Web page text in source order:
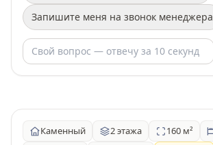
Запишите меня на звонок менеджера
Каменный 2 этажа 160 м²